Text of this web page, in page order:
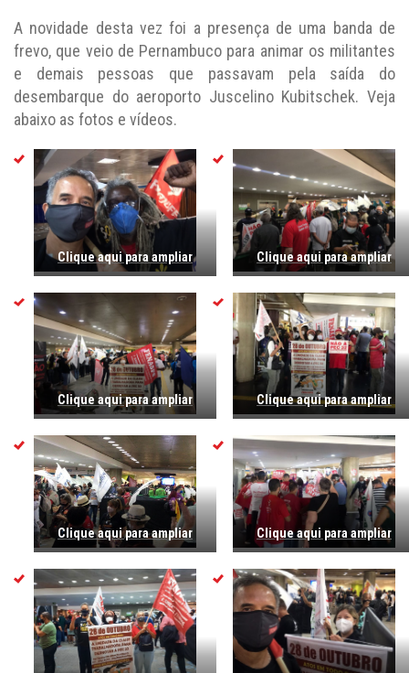
A novidade desta vez foi a presença de uma banda de
frevo, que veio de Pernambuco para animar os militantes
e demais pessoas que passavam pela saída do
desembarque do aeroporto Juscelino Kubitschek. Veja
abaixo as fotos e vídeos.
Clique aqui para ampliar Clique aqui para ampliar
Clique aqui para ampliar Clique aqui para ampliar
Clique aqui para ampliar Clique aqui para ampliar